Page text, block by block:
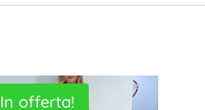
In offerta!